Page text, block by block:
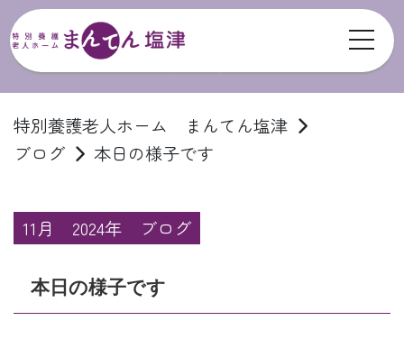
特別養護老人ホーム まんてん塩津
ブログ
本日の様子です
11月 2024年 ブログ
本日の様子です